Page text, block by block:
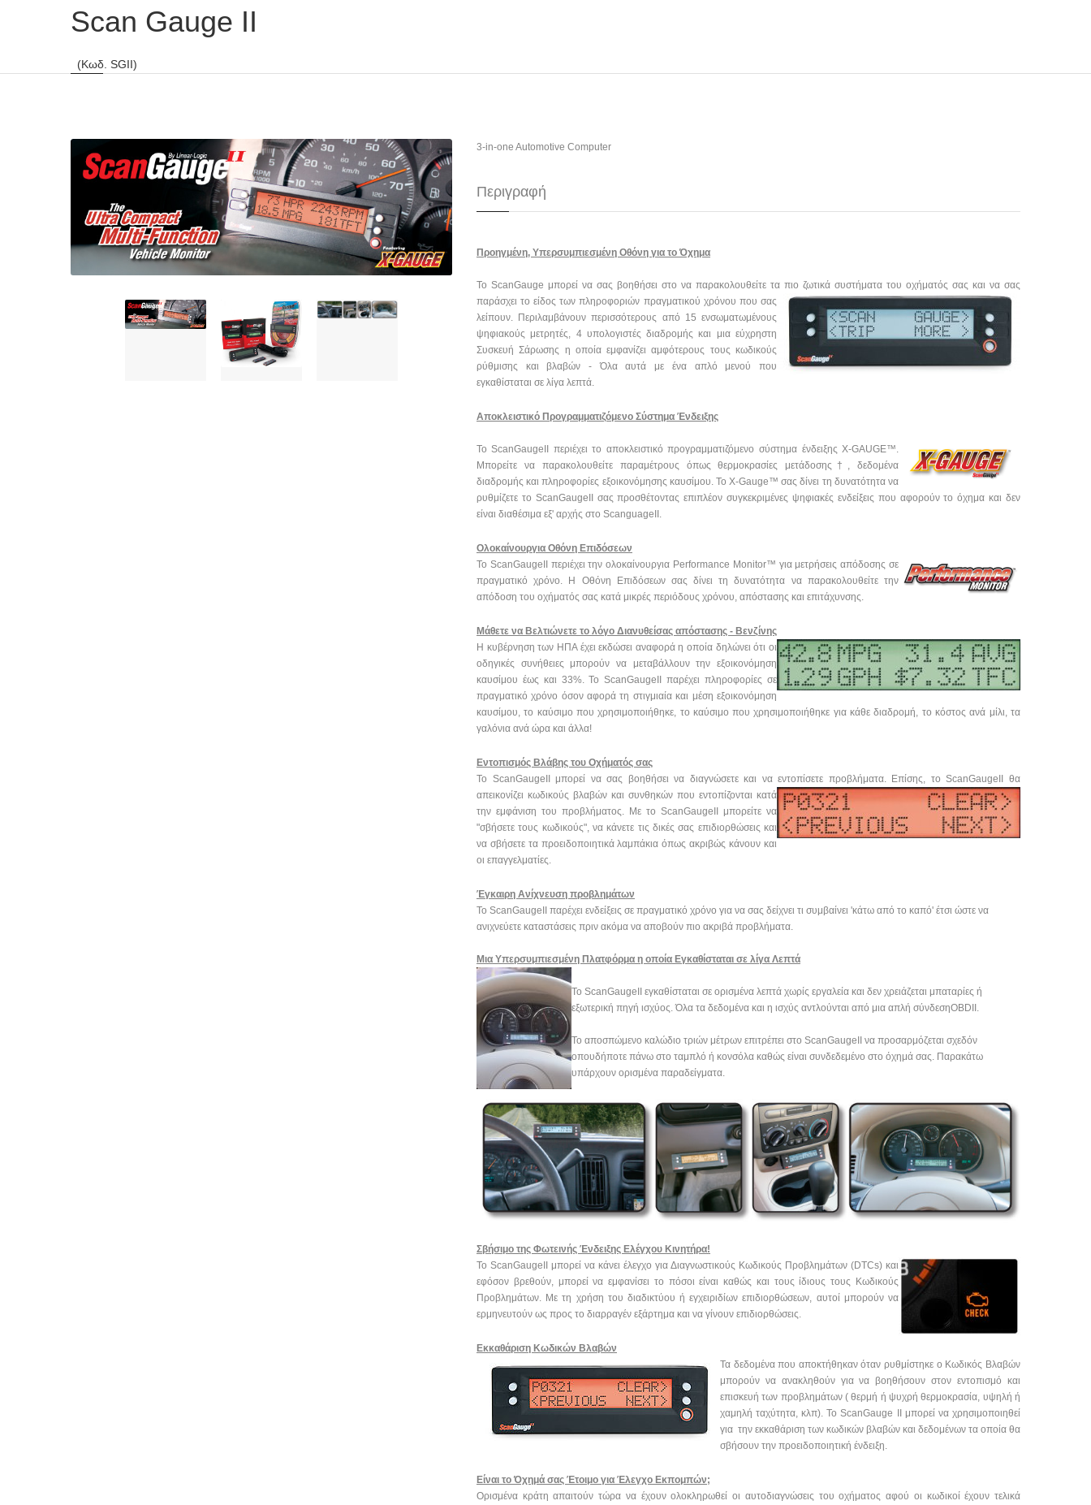
Scan Gauge II
(Κωδ. SGII)
3-in-one Automotive Computer
Περιγραφή
Προηγμένη, Υπερσυμπιεσμένη Οθόνη για το Όχημα
Το ScanGauge μπορεί να σας βοηθήσει στο να παρακολουθείτε τα πιο ζωτικά συστήματα του οχήματός σας και να σας
παράσχει το είδος των πληροφοριών πραγματικού χρόνου που σας
λείπουν. Περιλαμβάνουν περισσότερους από 15 ενσωματωμένους
ψηφιακούς μετρητές, 4 υπολογιστές διαδρομής και μια εύχρηστη
Συσκευή Σάρωσης η οποία εμφανίζει αμφότερους τους κωδικούς
ρύθμισης και βλαβών - Όλα αυτά με ένα απλό μενού που
εγκαθίσταται σε λίγα λεπτά.
Αποκλειστικό Προγραμματιζόμενο Σύστημα Ένδειξης
Το ScanGaugeII περιέχει το αποκλειστικό προγραμματιζόμενο σύστημα ένδειξης X-GAUGE™.
Μπορείτε να παρακολουθείτε παραμέτρους όπως θερμοκρασίες μετάδοσης†, δεδομένα
διαδρομής και πληροφορίες εξοικονόμησης καυσίμου. Το X-Gauge™ σας δίνει τη δυνατότητα να
ρυθμίζετε το ScanGaugeII σας προσθέτοντας επιπλέον συγκεκριμένες ψηφιακές ενδείξεις που αφορούν το όχημα και δεν
είναι διαθέσιμα εξ' αρχής στο ScanguageII.
Ολοκαίνουργια Οθόνη Επιδόσεων
Το ScanGaugeII περιέχει την ολοκαίνουργια Performance Monitor™ γιαμετρήσεις απόδοσης σε
πραγματικό χρόνο. Η Οθόνη Επιδόσεων σας δίνει τη δυνατότητα να παρακολουθείτε την
απόδοση του οχήματός σας κατά μικρές περιόδους χρόνου, απόστασης και επιτάχυνσης.
Μάθετε να Βελτιώνετε το λόγο Διανυθείσας απόστασης - Βενζίνης
Η κυβέρνηση των ΗΠΑ έχει εκδώσει αναφορά η οποία δηλώνει ότι οι
οδηγικές συνήθειες μπορούν να μεταβάλλουν την εξοικονόμηση
καυσίμου έως και 33%. Το ScanGaugeII παρέχει πληροφορίες σε
πραγματικό χρόνο όσον αφορά τη στιγμιαία και μέση εξοικονόμηση
καυσίμου, το καύσιμο που χρησιμοποιήθηκε, το καύσιμο που χρησιμοποιήθηκε για κάθε διαδρομή, το κόστος ανά μίλι, τα
γαλόνια ανά ώρα και άλλα!
Εντοπισμός Βλάβης του Οχήματός σας
Το ScanGaugeII μπορεί να σας βοηθήσει να διαγνώσετε και να εντοπίσετε προβλήματα. Επίσης, το ScanGaugeII θα
απεικονίζει κωδικούς βλαβών και συνθηκών που εντοπίζονται κατά
την εμφάνιση του προβλήματος. Με το ScanGaugeII μπορείτε να
"σβήσετε τους κωδικούς", να κάνετε τις δικές σας επιδιορθώσεις και
να σβήσετε τα προειδοποιητικά λαμπάκια όπως ακριβώς κάνουν και
οι επαγγελματίες.
Έγκαιρη Ανίχνευση προβλημάτων
Το ScanGaugeII παρέχει ενδείξεις σε πραγματικό χρόνο για να σας δείχνει τι συμβαίνει 'κάτω από το καπό' έτσι ώστε να
ανιχνεύετε καταστάσεις πριν ακόμα να αποβούν πιο ακριβά προβλήματα.
Μια Υπερσυμπιεσμένη Πλατφόρμα η οποία Εγκαθίσταται σε λίγα Λεπτά
Το ScanGaugeII εγκαθίσταται σε ορισμένα λεπτά χωρίς εργαλεία και δεν χρειάζεται μπαταρίες ή
εξωτερική πηγή ισχύος. Όλα τα δεδομένα και η ισχύς αντλούνται από μια απλή σύνδεσηOBDII.
Το αποσπώμενο καλώδιο τριών μέτρων επιτρέπει στο ScanGaugeII να προσαρμόζεται σχεδόν
οπουδήποτε πάνω στο ταμπλό ή κονσόλα καθώς είναι συνδεδεμένο στο όχημά σας. Παρακάτω
υπάρχουν ορισμένα παραδείγματα.
Σβήσιμο της Φωτεινής Ένδειξης Ελέγχου Κινητήρα!
Το ScanGaugeII μπορεί να κάνει έλεγχο για Διαγνωστικούς Κωδικούς Προβλημάτων (DTCs) και
εφόσον βρεθούν, μπορεί να εμφανίσει το πόσοι είναι καθώς και τους ίδιους τους Κωδικούς
Προβλημάτων. Με τη χρήση του διαδικτύου ή εγχειριδίων επιδιορθώσεων, αυτοί μπορούν να
ερμηνευτούν ως προς το διαρραγέν εξάρτημα και να γίνουν επιδιορθώσεις.
Εκκαθάριση Κωδικών Βλαβών
Τα δεδομένα που αποκτήθηκαν όταν ρυθμίστηκε ο Κωδικός Βλαβών
μπορούν να ανακληθούν για να βοηθήσουν στον εντοπισμό και
επισκευή των προβλημάτων ( θερμή ή ψυχρή θερμοκρασία, υψηλή ή
χαμηλή ταχύτητα, κλπ). Το ScanGauge II μπορεί να χρησιμοποιηθεί
για την εκκαθάριση των κωδικών βλαβών και δεδομένων τα οποία θα
σβήσουν την προειδοποιητική ένδειξη.
Είναι το Όχημά σας Έτοιμο για Έλεγχο Εκπομπών;
Ορισμένα κράτη απαιτούν τώρα να έχουν ολοκληρωθεί οι αυτοδιαγνώσεις του οχήματος αφού οι κωδικοί έχουν τελικά